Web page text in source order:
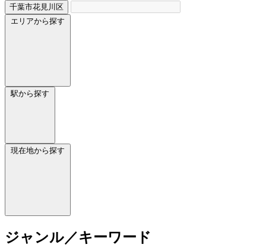
千葉市花見川区
エリアから探す
駅から探す
現在地から探す
ジャンル／キーワード